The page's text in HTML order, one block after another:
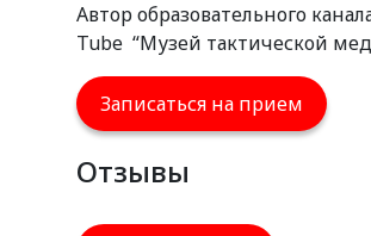
Автор образовательного
Tube “Музей тактической
Записаться на прием
Отзывы